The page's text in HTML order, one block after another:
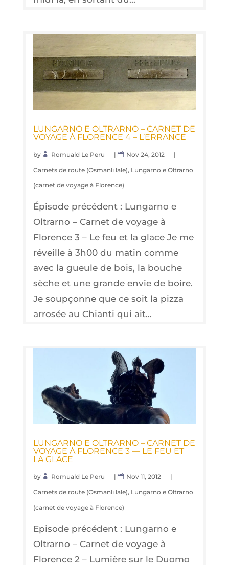
LUN­GAR­NO E OLTRAR­NO – CAR­NET DE
VOYAGE À FLO­RENCE 4 – L’ERRANCE
by Romuald Le Peru | Nov 24, 2012
|
Carnets de route (Osmanlı lale), Lungarno e Oltrarno
(carnet de voyage à Florence)
Épisode précédent : Lungarno e
Oltrarno – Carnet de voyage à
Florence 3 – Le feu et la glace Je me
réveille à 3h00 du matin comme
avec la gueule de bois, la bouche
sèche et une grande envie de boire.
Je soupçonne que ce soit la pizza
arrosée au Chianti qui ait...
LUN­GAR­NO E OLTRAR­NO – CAR­NET DE
VOYAGE À FLO­RENCE 3 — LE FEU ET
LA GLACE
by Romuald Le Peru | Nov 11, 2012
|
Carnets de route (Osmanlı lale), Lungarno e Oltrarno
(carnet de voyage à Florence)
Episode précédent : Lungarno e
Oltrarno – Carnet de voyage à
Florence 2 – Lumière sur le Duomo